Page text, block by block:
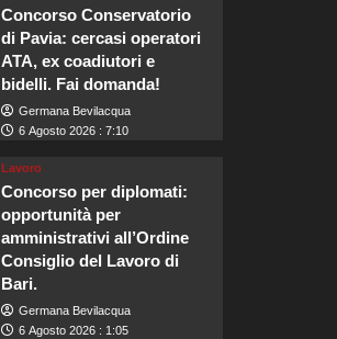
Concorso Conservatorio
di Pavia: cercasi operatori
ATA, ex coadiutori e
bidelli. Fai domanda!
Germana Bevilacqua
6 Agosto 2026 : 7:10
Lavoro
Concorso per diplomati:
opportunità per
amministrativi all’Ordine
Consiglio del Lavoro di
Bari.
Germana Bevilacqua
6 Agosto 2026 : 1:05